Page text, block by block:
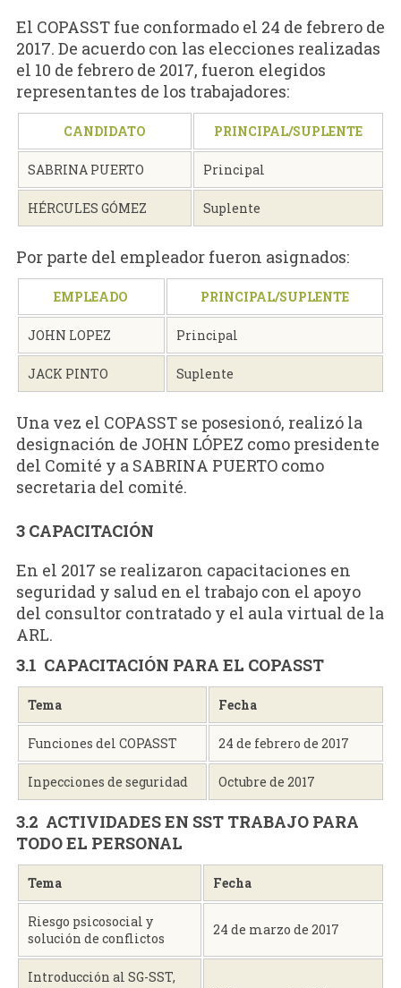
El COPASST fue conformado el 24 de febrero de
2017. De acuerdo con las elecciones realizadas
el 10 de febrero de 2017, fueron elegidos
representantes de los trabajadores:
CANDIDATO PRINCIPAL/SUPLENTE
SABRINA PUERTO Principal
HÉRCULES GÓMEZ Suplente
Por parte del empleador fueron asignados:
EMPLEADO PRINCIPAL/SUPLENTE
JOHN LOPEZ Principal
JACK PINTO Suplente
Una vez el COPASST se posesionó, realizó la
designación de JOHN LÓPEZ como presidente
del Comité y a SABRINA PUERTO como
secretaria del comité.
3 CAPACITACIÓN
En el 2017 se realizaron capacitaciones en
seguridad y salud en el trabajo con el apoyo
del consultor contratado y el aula virtual de la
ARL.
3.1 CAPACITACIÓN PARA EL COPASST
Tema Fecha
Funciones del COPASST 24 de febrero de 2017
Inpecciones de seguridad Octubre de 2017
3.2 ACTIVIDADES EN SST TRABAJO PARA
TODO EL PERSONAL
Tema Fecha
Riesgo psicosocial y
solución de conflictos
24 de marzo de 2017
Introducción al SG-SST,